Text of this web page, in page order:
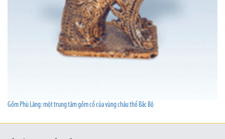
Gốm Phù Lãng: một trung tâm gốm cổ của vùng châu thổ Bắc Bộ